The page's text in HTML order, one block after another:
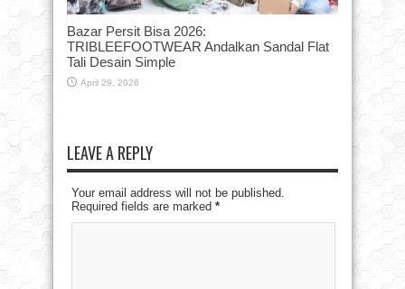
Bazar Persit Bisa 2026:
TRIBLEEFOOTWEAR Andalkan Sandal Flat
Tali Desain Simple
April 29, 2026
LEAVE A REPLY
Your email address will not be published.
Required fields are marked *